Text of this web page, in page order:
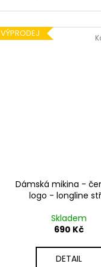
VÝPRODEJ
Dámská mikina -
logo - longline
Skladem
690 Kč
DETAIL